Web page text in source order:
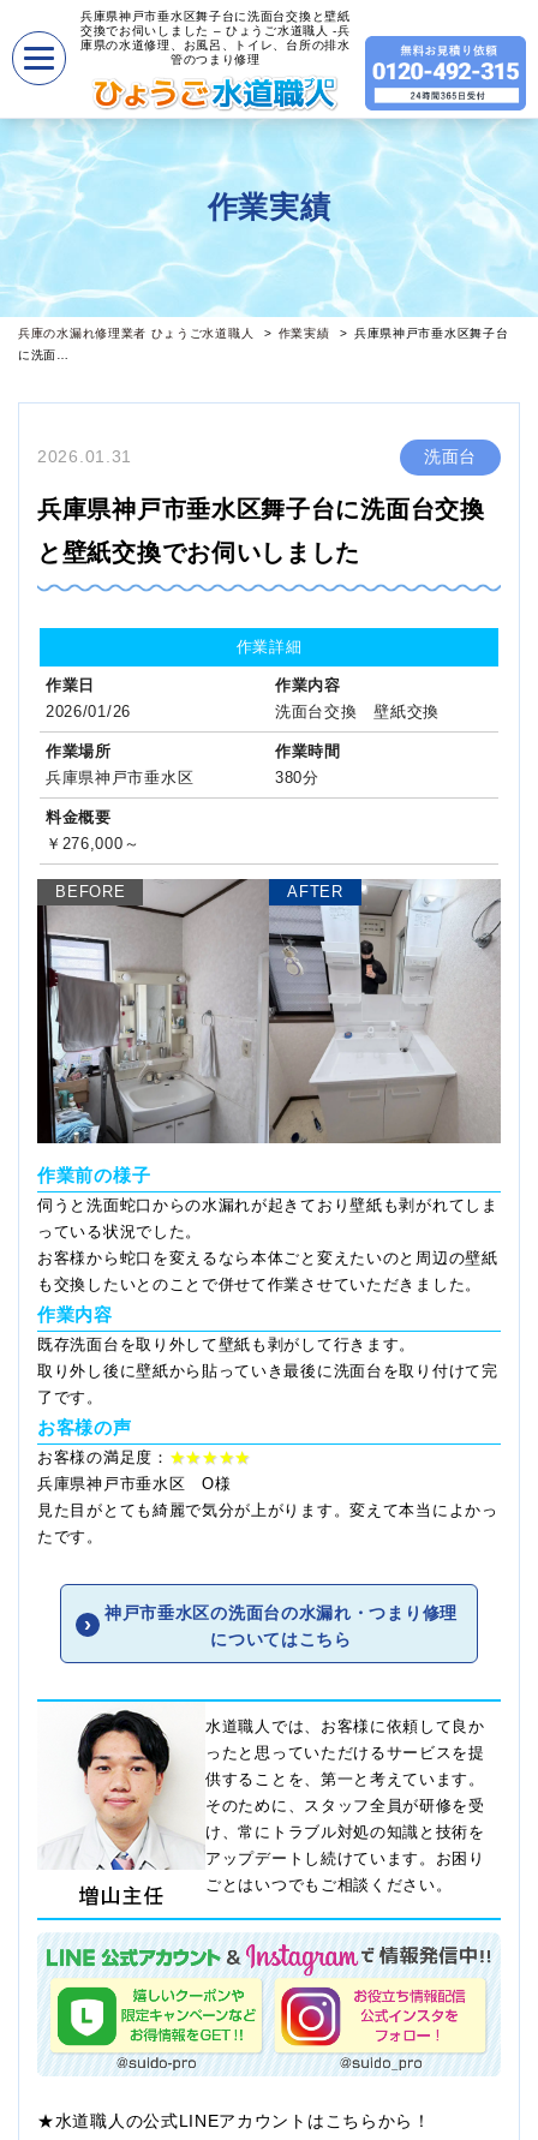
兵庫県神戸市垂水区舞子台に洗面台交換と壁紙
交換でお伺いしました – ひょうご水道職人 -兵
庫県の水道修理、お風呂、トイレ、台所の排水
管のつまり修理
作業実績
兵庫の水漏れ修理業者 ひょうご水道職人 作業実績
兵庫県神戸市垂水区舞子台
に洗面…
2026.01.31 洗面台
兵庫県神戸市垂水区舞子台に洗面台交換
と壁紙交換でお伺いしました
作業詳細
作業日
2026/01/26
作業内容
洗面台交換 壁紙交換
作業場所
兵庫県神戸市垂水区
作業時間
380分
料金概要
￥276,000～
BEFORE AFTER
作業前の様子
伺うと洗面蛇口からの水漏れが起きており壁紙も剥がれてしま
っている状況でした。
お客様から蛇口を変えるなら本体ごと変えたいのと周辺の壁紙
も交換したいとのことで併せて作業させていただきました。
作業内容
既存洗面台を取り外して壁紙も剥がして行きます。
取り外し後に壁紙から貼っていき最後に洗面台を取り付けて完
了です。
お客様の声
お客様の満足度： ★★★★★
兵庫県神戸市垂水区 O様
見た目がとても綺麗で気分が上がります。変えて本当によかっ
たです。
神戸市垂水区の洗面台の水漏れ・つまり修理
についてはこちら
水道職人では、お客様に依頼して良か
ったと思っていただけるサービスを提
供することを、第一と考えています。
そのために、スタッフ全員が研修を受
け、常にトラブル対処の知識と技術を
アップデートし続けています。お困り
ごとはいつでもご相談ください。
★水道職人の公式LINEアカウントはこちらから！